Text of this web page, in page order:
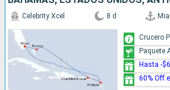
Celebrity Xcel 8 d
Crucero
Paquete
Hasta -
60% Off